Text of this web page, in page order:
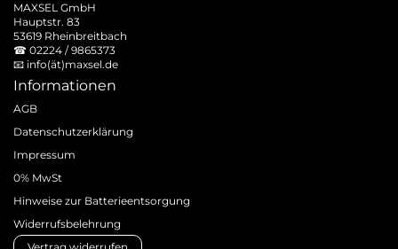
MAXSEL GmbH
Hauptstr. 83
53619 Rheinbreitbach
☎ 02224 / 9865373
📧 info(ät)maxsel.de
Informationen
AGB
Datenschutzerklärung
Impressum
0% MwSt
Hinweise zur Batterieentsorgung
Widerrufsbelehrung